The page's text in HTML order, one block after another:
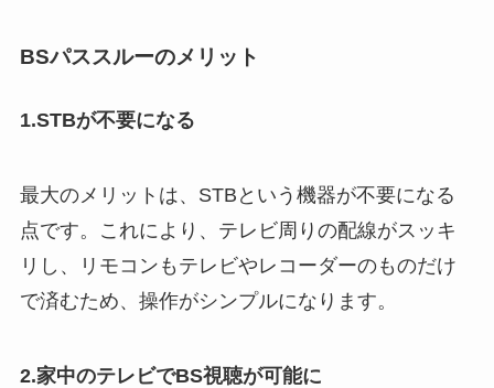
BSパススルーのメリット
1.STBが不要になる
最大のメリットは、STBという機器が不要になる
点です。これにより、テレビ周りの配線がスッキ
リし、リモコンもテレビやレコーダーのものだけ
で済むため、操作がシンプルになります。
2.家中のテレビでBS視聴が可能に